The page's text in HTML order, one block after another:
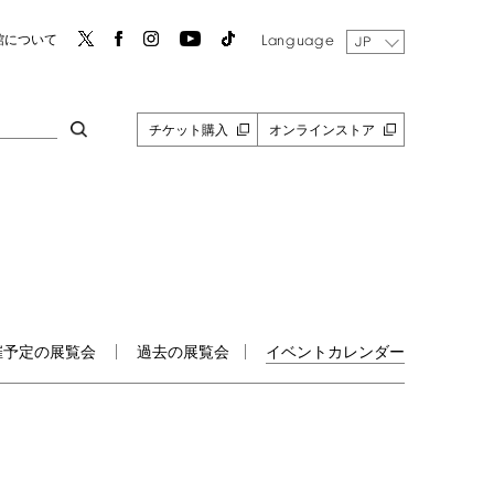
について Language JP
チケット購入 オンラインストア
予定の展覧会 過去の展覧会 イベントカレンダー